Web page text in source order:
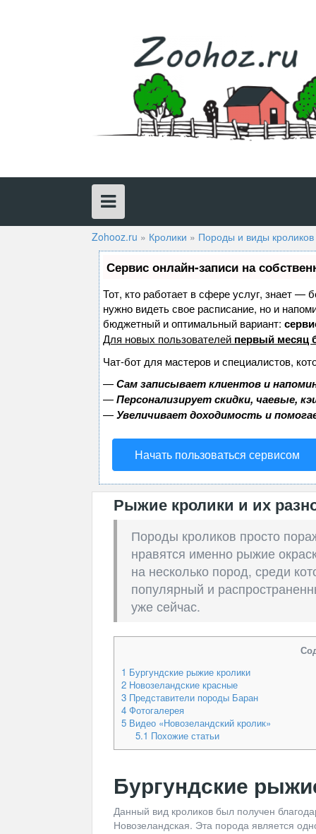
Zohooz.ru » Кролики » Породы и виды кроликов
Сервис онлайн-записи на
Тот, кто работает в сфере услуг, знает —
нужно видеть свое расписание, но и
бюджетный и оптимальный вариант:
Для новых пользователей первый месяц
Чат-бот для мастеров и специалистов,
—Сам записывает клиентов и
—Персонализирует скидки, чаевые,
—Увеличивает доходимость и
Начать пользоваться сервисом
Рыжие кролики и их
Породы кроликов просто
нравятся именно рыжие
на несколько пород, среди
популярный и
уже сейчас.
1 Бургундские рыжие кролики
2 Новозеландские красные
3 Представители породы Баран
4 Фотогалерея
5 Видео «Новозеландский кролик»
5.1 Похожие статьи
Бургундские
Данный вид кроликов был получен
Новозеландская. Эта порода является